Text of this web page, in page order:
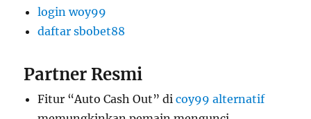
login woy99
daftar sbobet88
Partner Resmi
Fitur “Auto Cash Out” dicoy99 alternatif